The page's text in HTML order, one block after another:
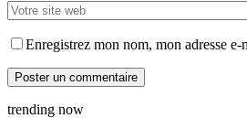
Enregistrez mon nom, mon adresse
trending now